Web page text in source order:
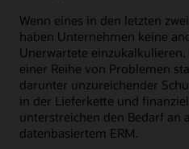
Wenn eines in den letzten
haben Unternehmen keine
Unerwartete
einer Reihe von Problemen
darunter unzureichender
in der Lieferkette und
unterstreichen den Bedarf an
datenbasiertem ERM.